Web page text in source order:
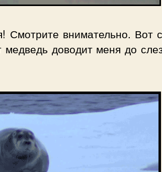
внимательно. Вот
доводит меня до